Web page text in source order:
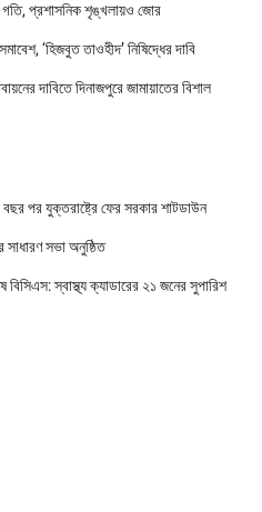
গতি, প্রশাসনিক শৃঙ্খলায়ও জোর
‘হিজবুত তাওহীদ’ নিষিদ্ধের দাবি
দাবিতে দিনাজপুরে জামায়াতের বিশাল
বছর পর যুক্তরাষ্ট্রে ফের সরকার শাটডাউন
সভা অনুষ্ঠিত
বিসিএস: স্বাস্থ্য ক্যাডারের ২১ জনের সুপারিশ